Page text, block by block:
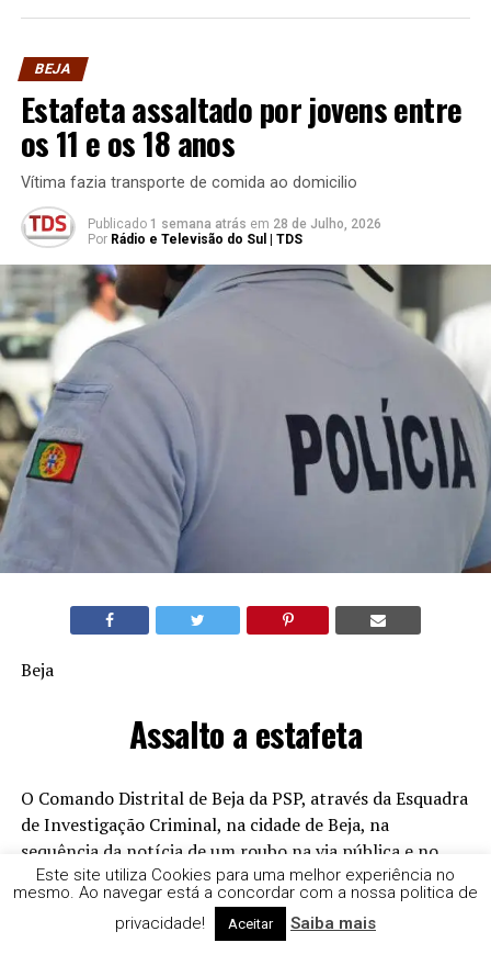
BEJA
Estafeta assaltado por jovens entre
os 11 e os 18 anos
Vítima fazia transporte de comida ao domicilio
Publicado 1 semana atrás em 28 de Julho, 2026
Por Rádio e Televisão do Sul | TDS
Beja
Assalto a estafeta
O Comando Distrital de Beja da PSP, através da Esquadra
de Investigação Criminal, na cidade de Beja, na
sequência da notícia de um roubo na via pública e no
âmbito de diligências imediatas de investigação,
procedeu à interceção e identificação de 04 (quatro)
jovens do sexo masculino.
Este site utiliza Cookies para uma melhor experiência no
mesmo. Ao navegar está a concordar com a nossa politica de
privacidade!
Aceitar Saiba mais